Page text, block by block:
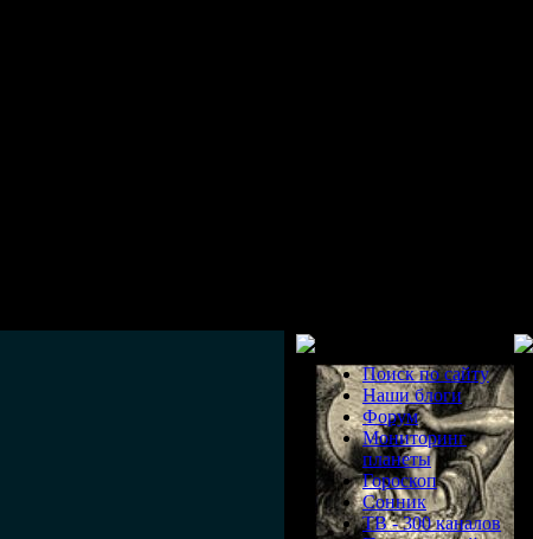
Поиск по сайту
Наши блоги
Форум
Мониторинг
планеты
Гороскоп
Сонник
ТВ - 300 каналов